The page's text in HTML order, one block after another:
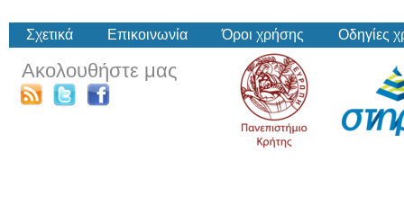
Σχετικά Επικοινωνία Όροι χρήσης Οδηγίες
Ακολουθήστε μας